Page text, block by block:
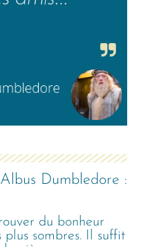
Albus Dumbledore :
du bonheur
sombres. Il suffit